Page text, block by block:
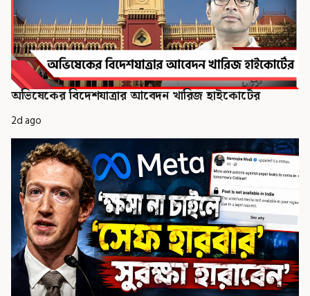
অভিষেকের বিদেশযাত্রার আবেদন খারিজ হাইকোর্টের
2d ago